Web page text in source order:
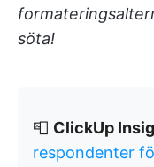
söta!
📮 ClickUp
respondenter